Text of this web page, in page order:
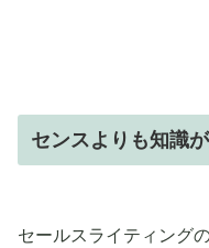
センスよりも知識
セールスライティング